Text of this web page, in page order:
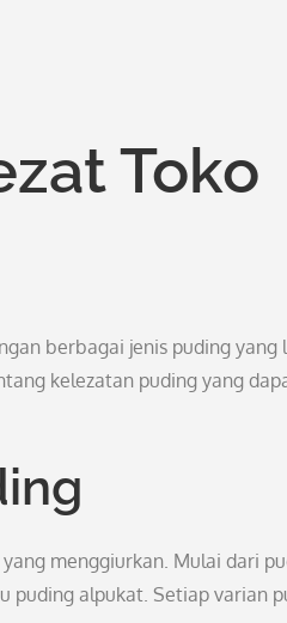
Toko
berbagai jenis puding yang
kelezatan puding yang
menggiurkan. Mulai dari
puding alpukat. Setiap varian